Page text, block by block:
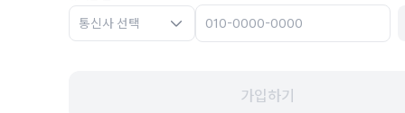
통신사 선택
가입하기